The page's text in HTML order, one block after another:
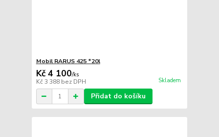
Mobil RARUS 425 *20l
Kč 4 100/ks
Kč 3 388 bez DPH Skladem
Přidat do košíku